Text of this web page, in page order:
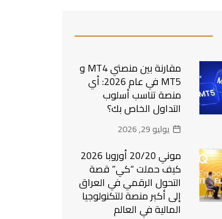
مقارنة بين منصتي MT4 و
MT5 في عام 2026: أي
منصة تناسب أسلوب
التداول الخاص بك؟
يوليو 29, 2026
موني 20/20 أوروبا 2026
كيف حملت “كي” قصة
التحول الرقمي في العراق
إلى أكبر منصة للتكنولوجيا
المالية في العالم